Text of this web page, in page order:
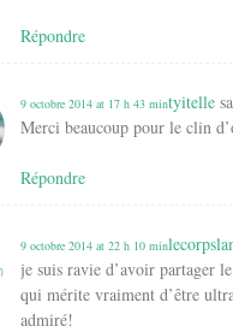
Répondre
tyitelle
9 octobre 2014 at 17 h 43 min
Merci beaucoup pour le clin
Répondre
9 octobre 2014 at 22 h 10 min
je suis ravie d’avoir partager
qui mérite vraiment d’être
admiré!